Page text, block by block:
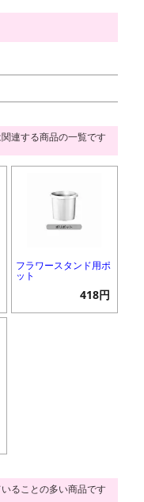
連する商品の一覧です
フラワースタンド用ポ
ット
418円
ることの多い商品です